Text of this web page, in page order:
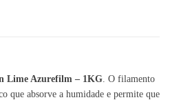
12.60€.
Lime Azurefilm – 1KG . O filamento
que absorve a humidade e permite que